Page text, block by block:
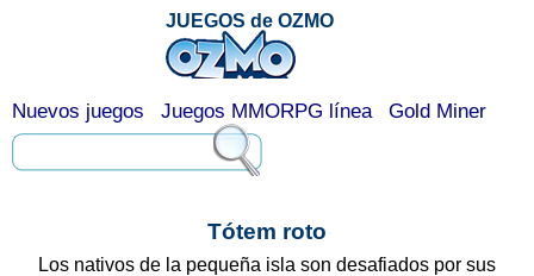
Tótem roto
Los nativos de la pequeña isla son desafiados por sus
JUEGOS de OZMO
Nuevos juegos Juegos MMORPG línea Gold Miner